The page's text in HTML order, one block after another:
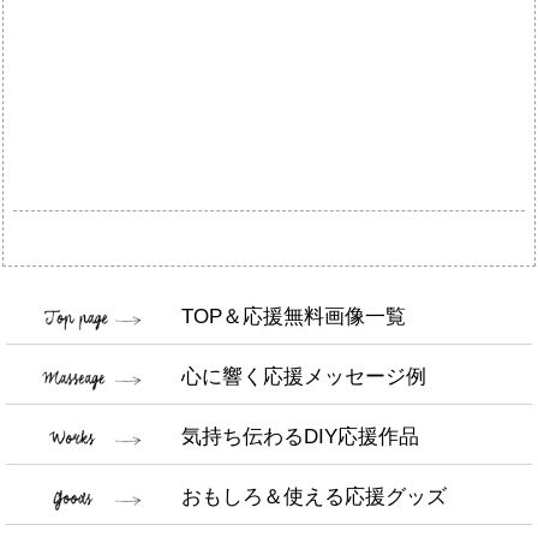
TOP＆応援無料画像一覧
心に響く応援メッセージ例
気持ち伝わるDIY応援作品
おもしろ＆使える応援グッズ